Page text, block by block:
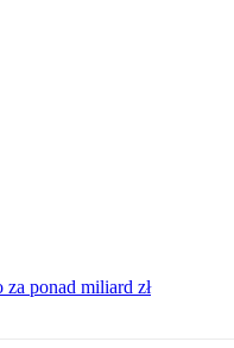
ponad miliard zł